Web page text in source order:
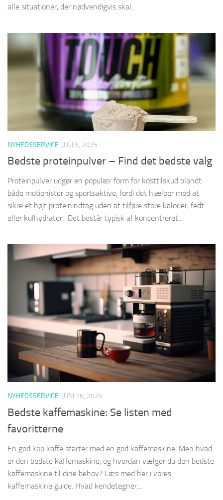
alle situationer, der nødvendigvis skal...
NYHEDSSERVICE JULI 9, 2025
Bedste proteinpulver – Find det bedste valg
Protein­pulver udgør en populær form for kosttilskud blandt
både motionister og sportsaktive, fordi det hjælper med at
sikre et højt protein­indtag uden at tilføre store kalorier, fedt
eller kulhydrater. Det består typisk af koncentreret...
NYHEDSSERVICE JUNI 16, 2025
Bedste kaffemaskine: Se listen med
favoritterne
En god kop kaffe starter med en god kaffemaskine. Men hvad
er den bedste kaffemaskine, og hvordan vælger du den bedste
kaffemaskine til dine behov? Læs med her i vores
kaffemaskine guide. Hvad kendetegner...